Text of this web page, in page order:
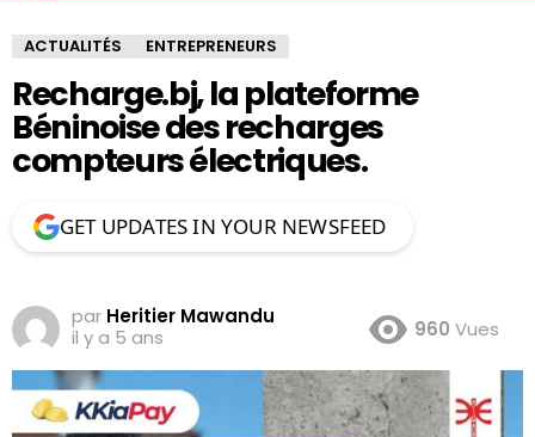
ACTUALITÉS ENTREPRENEURS
Recharge.bj, la plateforme
Béninoise des recharges
compteurs électriques.
GET UPDATES IN YOUR NEWSFEED
par Heritier Mawandu
il y a 5 ans
960 Vues